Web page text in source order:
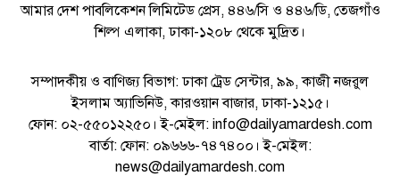
আমার দেশ পাবলিকেশন লিমিটেড প্রেস, ৪৪৬/সি ও ৪৪৬/ডি, তেজগাঁও
শিল্প এলাকা, ঢাকা-১২০৮ থেকে মুদ্রিত।
সম্পাদকীয় ও বাণিজ্য বিভাগ: ঢাকা ট্রেড সেন্টার, ৯৯, কাজী নজরুল
ইসলাম অ্যাভিনিউ, কারওয়ান বাজার, ঢাকা-১২১৫।
ফোন: ০২-৫৫০১২২৫০। ই-মেইল: info@dailyamardesh.com
বার্তা: ফোন: ০৯৬৬৬-৭৪৭৪০০। ই-মেইল:
news@dailyamardesh.com